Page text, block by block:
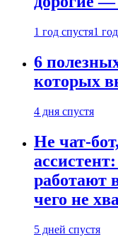
1 год спустя1
6
которых
4 дня спустя
Не чат-
работают
чего не
5 дней спустя